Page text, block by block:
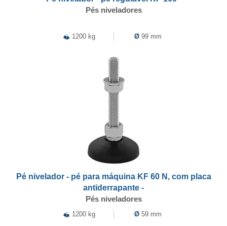
Pés niveladores
1200 kg Ø 99 mm
Pé nivelador - pé para máquina KF 60 N, com placa
antiderrapante -
Pés niveladores
1200 kg Ø 59 mm